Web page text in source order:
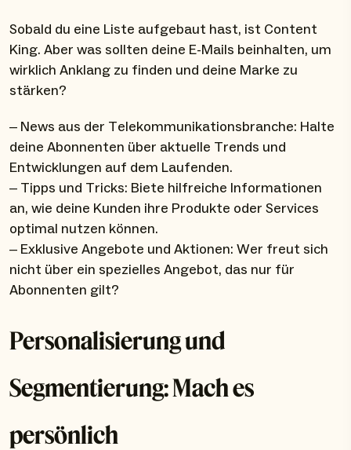
Sobald du eine Liste aufgebaut hast, ist Content
King. Aber was sollten deine E-Mails beinhalten, um
wirklich Anklang zu finden und deine Marke zu
stärken?
– News aus der Telekommunikationsbranche: Halte
deine Abonnenten über aktuelle Trends und
Entwicklungen auf dem Laufenden.
– Tipps und Tricks: Biete hilfreiche Informationen
an, wie deine Kunden ihre Produkte oder Services
optimal nutzen können.
– Exklusive Angebote und Aktionen: Wer freut sich
nicht über ein spezielles Angebot, das nur für
Abonnenten gilt?
Personalisierung und
Segmentierung: Mach es
persönlich